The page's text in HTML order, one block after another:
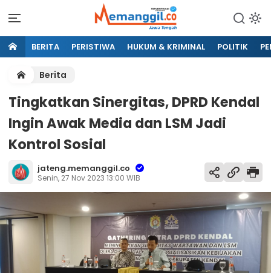
BERITA PERISTIWA HUKUM & KRIMINAL POLITIK
Berita
Tingkatkan Sinergitas, DPRD Kendal
Ingin Awak Media dan LSM Jadi
Kontrol Sosial
jateng.memanggil.co
Senin, 27 Nov 2023 13:00 WIB